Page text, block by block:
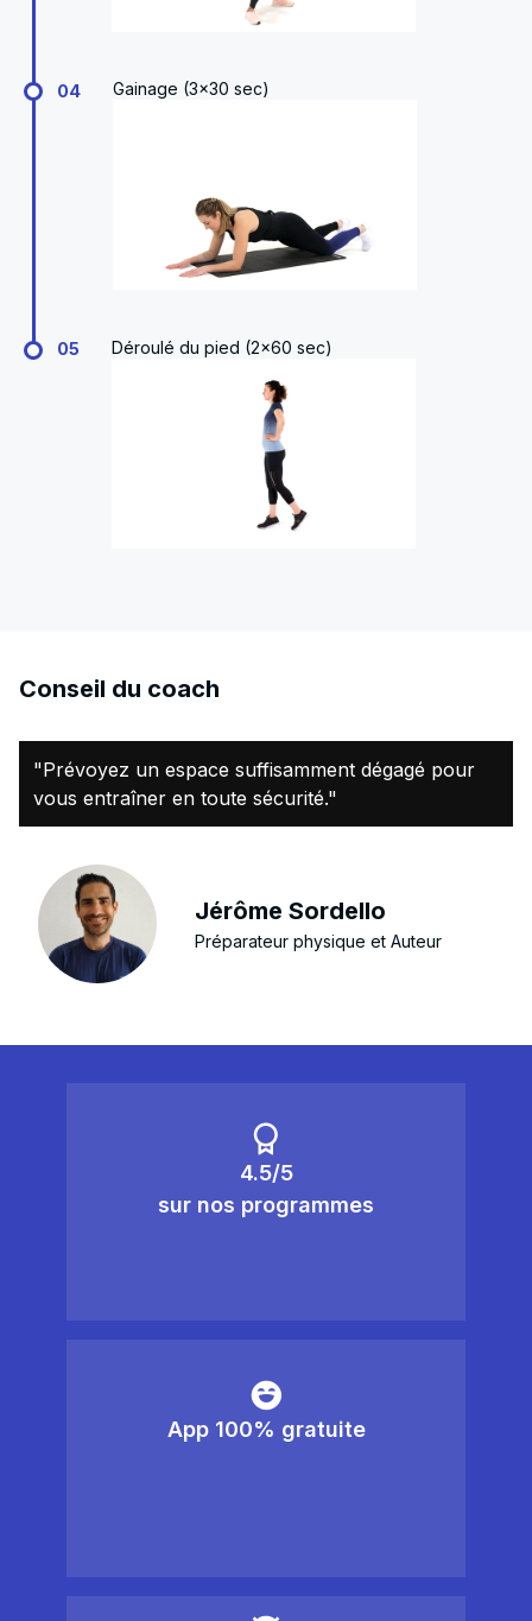
04 Gainage (3x30 sec)
05 Déroulé du pied (2x60 sec)
Conseil du coach
"Prévoyez un espace suffisamment dégagé pour
vous entraîner en toute sécurité."
Jérôme Sordello
Préparateur physique et Auteur
4.5/5
sur nos programmes
App 100% gratuite